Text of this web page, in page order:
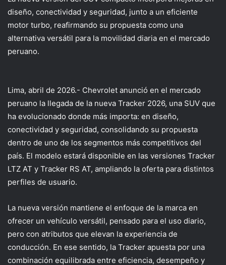
diseño, conectividad y seguridad, junto a un eficiente
motor turbo, reafirmando su propuesta como una
alternativa versátil para la movilidad diaria en el mercado
peruano.
Lima, abril de 2026.- Chevrolet anunció en el mercado
peruano la llegada de la nueva Tracker 2026, una SUV que
ha evolucionado donde más importa: en diseño,
conectividad y seguridad, consolidando su propuesta
dentro de uno de los segmentos más competitivos del
país. El modelo estará disponible en las versiones Tracker
LTZ AT y Tracker RS AT, ampliando la oferta para distintos
perfiles de usuario.
La nueva versión mantiene el enfoque de la marca en
ofrecer un vehículo versátil, pensado para el uso diario,
pero con atributos que elevan la experiencia de
conducción. En ese sentido, la Tracker apuesta por una
combinación equilibrada entre eficiencia, desempeño y